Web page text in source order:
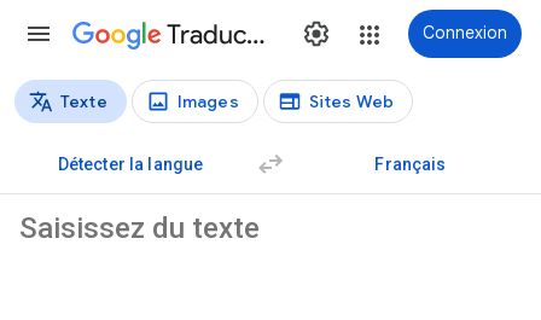
Traduction Connexion
Types de traductions
Texte Images Sites Web
Détecter la langue Français